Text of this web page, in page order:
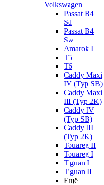
Volkswagen
Passat B4
Sd
Passat B4
Sw
Amarok I
T5
T6
Caddy Maxi
IV (Typ SB)
Caddy Maxi
III (Typ 2K)
Caddy IV
(Typ SB)
Caddy III
(Typ 2K)
Touareg II
Touareg I
Tiguan I
Tiguan II
Ещё